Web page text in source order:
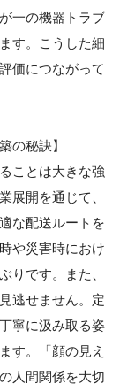
一の機器トラブ
す。こうした細
価につながって
の秘訣】
ことは大きな強
展開を通じて、
な配送ルートを
や災害時におけ
りです。また、
逃せません。定
寧に汲み取る姿
す。「顔の見え
人間関係を大切